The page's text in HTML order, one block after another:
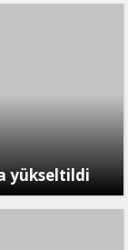
yükseltildi